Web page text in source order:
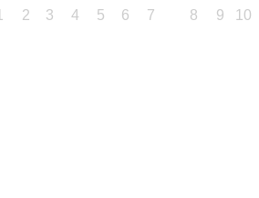
2 3 4 5 6 7
8
9 10